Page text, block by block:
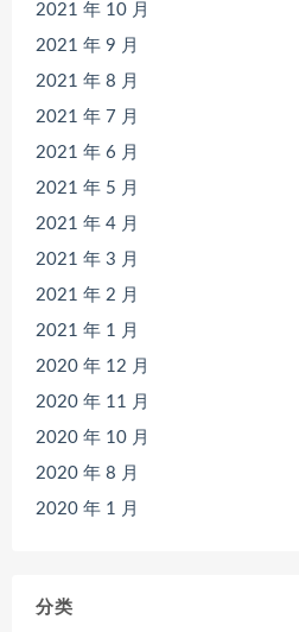
2021 年 10 月
2021 年 9 月
2021 年 8 月
2021 年 7 月
2021 年 6 月
2021 年 5 月
2021 年 4 月
2021 年 3 月
2021 年 2 月
2021 年 1 月
2020 年 12 月
2020 年 11 月
2020 年 10 月
2020 年 8 月
2020 年 1 月
分类